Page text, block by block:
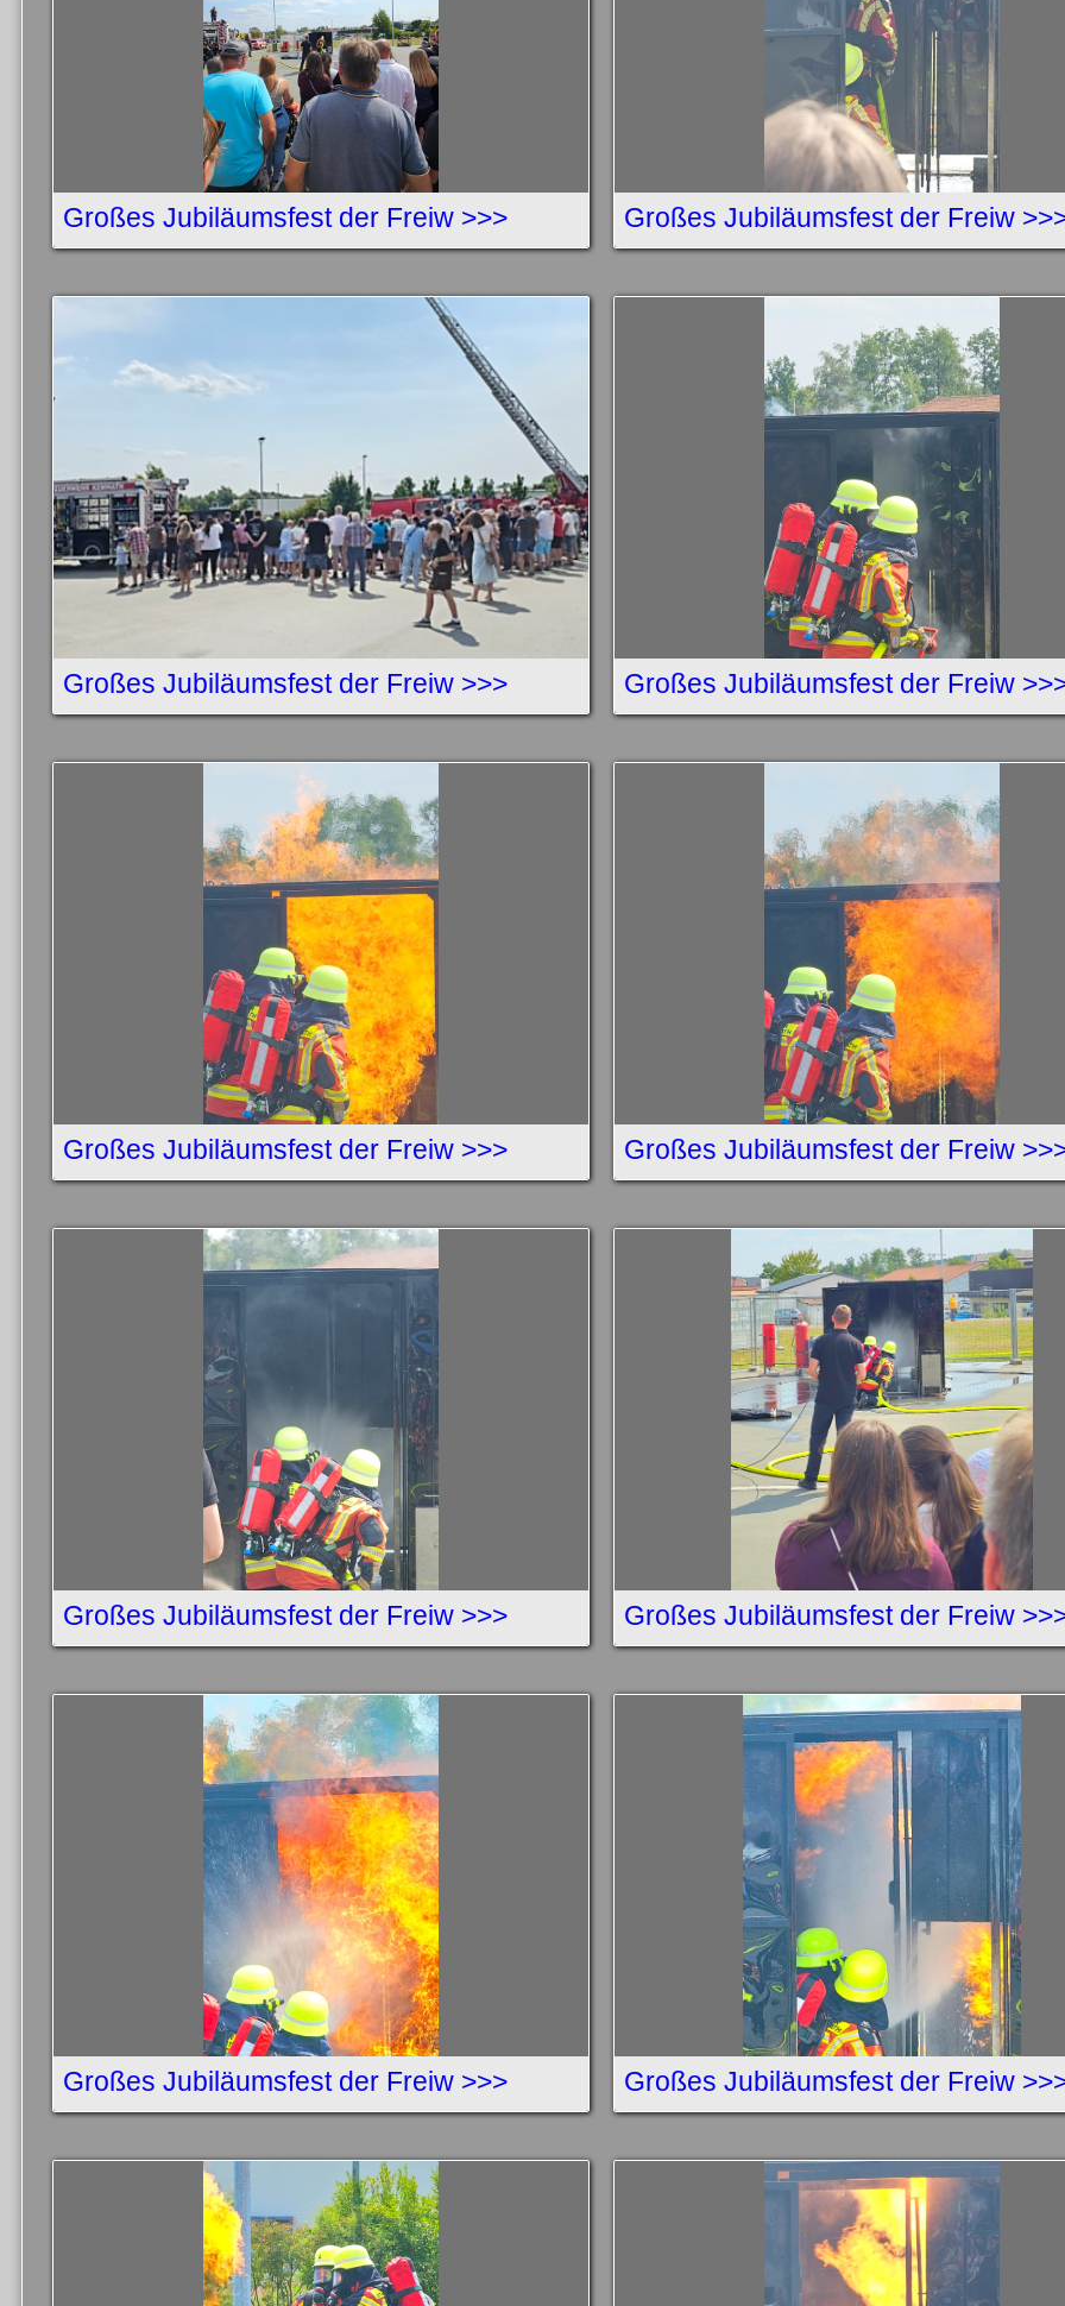
Großes Jubiläumsfest der Freiw >>> Großes Jubiläumsfest der Freiw
Großes Jubiläumsfest der Freiw >>> Großes Jubiläumsfest der Freiw
Großes Jubiläumsfest der Freiw >>> Großes Jubiläumsfest der Freiw
Großes Jubiläumsfest der Freiw >>> Großes Jubiläumsfest der Freiw
Großes Jubiläumsfest der Freiw >>> Großes Jubiläumsfest der Freiw